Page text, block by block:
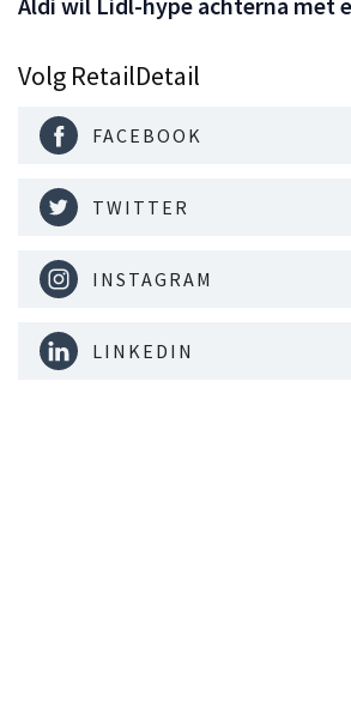
Volg RetailDetail
FACEBOOK
TWITTER
INSTAGRAM
LINKEDIN